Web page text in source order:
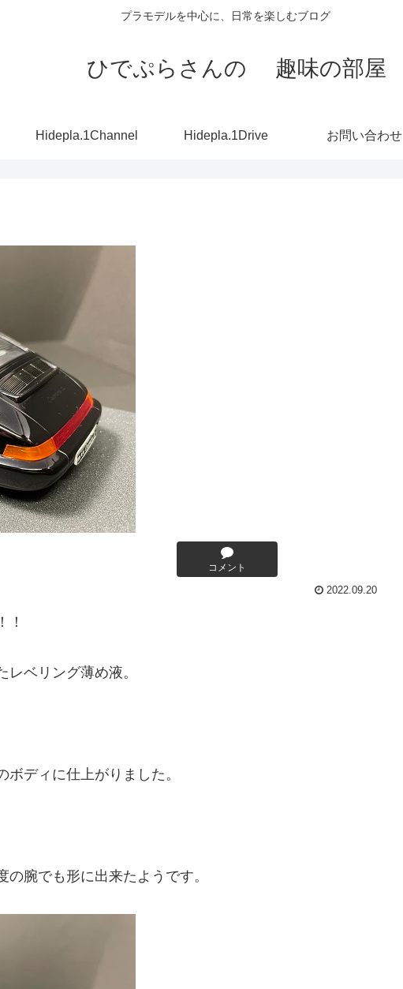
プラモデルを中心に、日常を楽しむブログ
ひでぷらさんの 趣味の部屋
Hidepla.1Channel Hidepla.1Drive お問い合わせ
コメント
2022.09.20
！
ベリング薄め液。
ディに仕上がりました。
腕でも形に出来たようです。